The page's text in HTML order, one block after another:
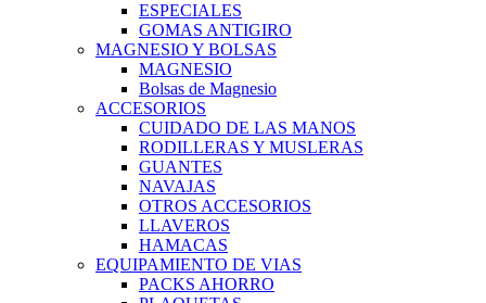
ESPECIALES
GOMAS ANTIGIRO
MAGNESIO Y BOLSAS
MAGNESIO
Bolsas de Magnesio
ACCESORIOS
CUIDADO DE LAS MANOS
RODILLERAS Y MUSLERAS
GUANTES
NAVAJAS
OTROS ACCESORIOS
LLAVEROS
HAMACAS
EQUIPAMIENTO DE VIAS
PACKS AHORRO